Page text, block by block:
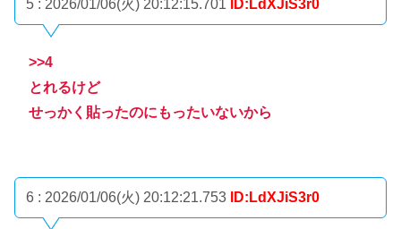
5 : 2026/01/06(火) 20:12:15.701 ID:LdXJiS3r0
>>4
とれるけど
せっかく貼ったのにもったいないから
6 : 2026/01/06(火) 20:12:21.753 ID:LdXJiS3r0